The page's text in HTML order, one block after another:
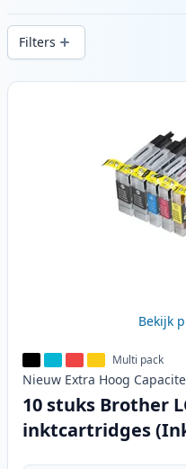
Filters
Producten
Bekijk
Multi pack
Nieuw Extra Hoog
10 stuks Brother
inktcartridges